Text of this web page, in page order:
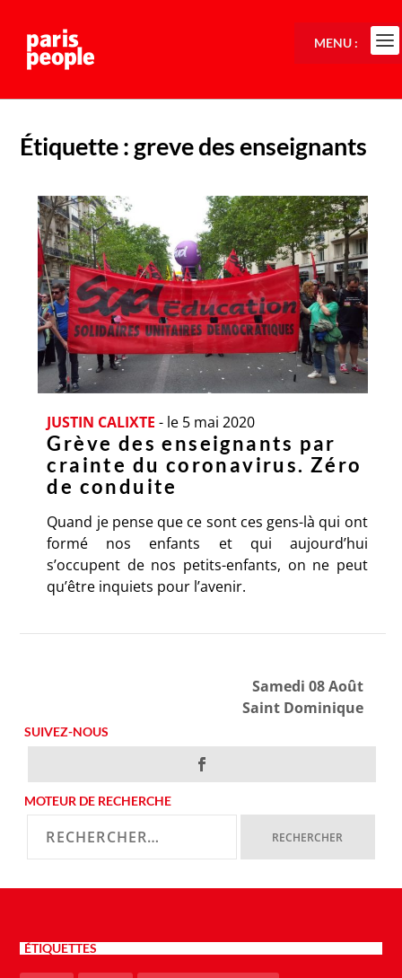
Étiquette : greve des enseignants
JUSTIN CALIXTE - le 5 mai 2020
Grève des enseignants par
crainte du coronavirus. Zéro
de conduite
Quand je pense que ce sont ces gens-là qui ont
formé nos enfants et qui aujourd’hui
s’occupent de nos petits-enfants, on ne peut
qu’être inquiets pour l’avenir.
Samedi 08 Août
Saint Dominique
SUIVEZ-NOUS
MOTEUR DE RECHERCHE
ÉTIQUETTES
MENU :